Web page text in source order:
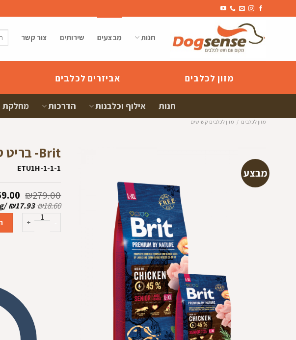
to
חנות מבצעים שירותים צור קשר
מזון לכלבים אביזרים לכלבים
חנות אילוף וכלבנות הדרכות מחלקת
מזון לכלבים / מזון לכלבים קשישים
מבצע
Brit- בריט סניור לארג עוף ואורז 15 ק”ג
ETU1H-1-1-1
₪279.00
היה:
₪18.60
₪17.93
/
כמות של Brit- בריט סניור לארג עוף ואורז 15 ק"ג